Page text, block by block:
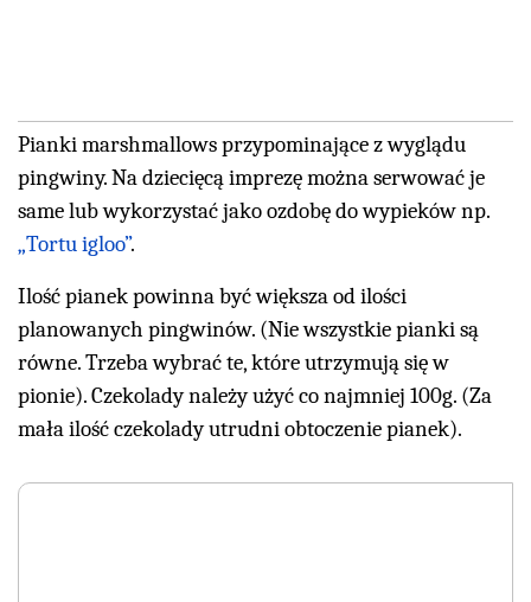
Pianki marshmallows przypominające z wyglądu
pingwiny. Na dziecięcą imprezę można serwować je
same lub wykorzystać jako ozdobę do wypieków np.
„Tortu igloo”.
Ilość pianek powinna być większa od ilości
planowanych pingwinów. (Nie wszystkie pianki są
równe. Trzeba wybrać te, które utrzymują się w
pionie). Czekolady należy użyć co najmniej 100g. (Za
mała ilość czekolady utrudni obtoczenie pianek).